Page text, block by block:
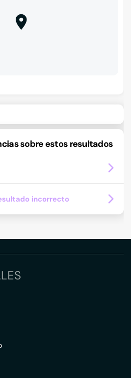
sobre estos resultados
incorrecto